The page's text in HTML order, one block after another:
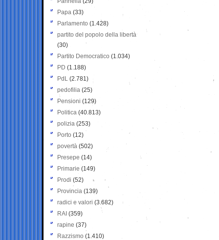
Papa (33)
Parlamento (1.428)
partito del popolo della libertà
(30)
Partito Democratico (1.034)
PD (1.188)
PdL (2.781)
pedofilia (25)
Pensioni (129)
Politica (40.813)
polizia (253)
Porto (12)
povertà (502)
Presepe (14)
Primarie (149)
Prodi (52)
Provincia (139)
radici e valori (3.682)
RAI (359)
rapine (37)
Razzismo (1.410)